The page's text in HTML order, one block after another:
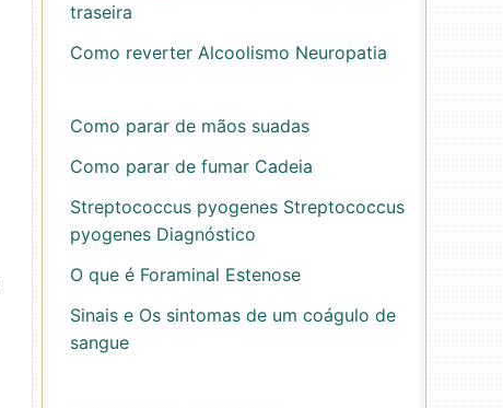
traseira
Como reverter Alcoolismo Neuropatia
Como parar de mãos suadas
Como parar de fumar Cadeia
Streptococcus pyogenes Streptococcus
pyogenes Diagnóstico
O que é Foraminal Estenose
Sinais e Os sintomas de um coágulo de
sangue